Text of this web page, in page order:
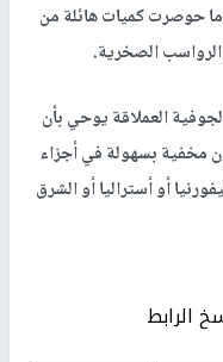
حوصرت كميات هائلة من
الرواسب الصخرية.
العملاقة يوحي بأن
مخفية بسهولة في أجزاء
أو أستراليا أو الشرق
الرابط